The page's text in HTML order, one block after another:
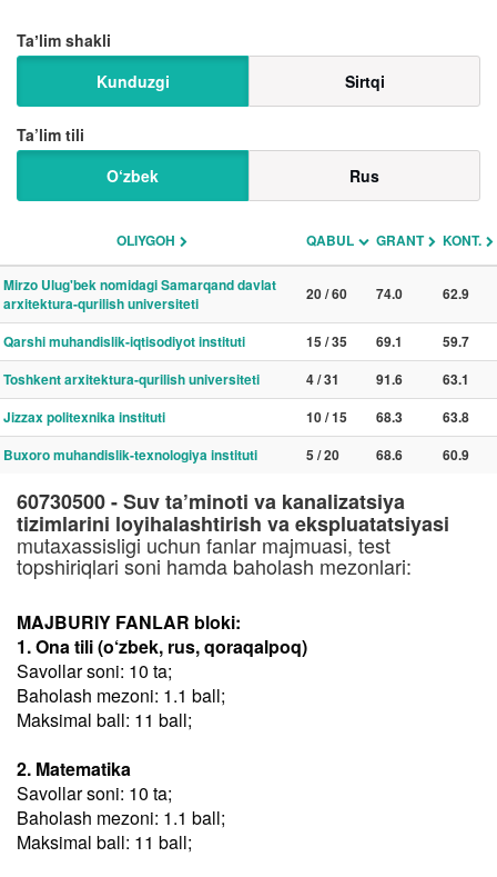
Taʼlim shakli
Kunduzgi
Sirtqi
Ta’lim tili
O‘zbek
Rus
OLIYGOH QABUL GRANT KONT.
Mirzo Ulug'bek nomidagi Samarqand davlat
arxitektura-qurilish universiteti
20 / 60 74.0 62.9
Qarshi muhandislik-iqtisodiyot instituti 15 / 35 69.1
59.7
Toshkent arxitektura-qurilish universiteti
4 / 31 91.6
63.1
Jizzax politexnika instituti
10 / 15 68.3
63.8
Buxoro muhandislik-texnologiya instituti
5 / 20 68.6 60.9
60730500 - Suv ta’minoti va kanalizatsiya
tizimlarini loyihalashtirish va ekspluatatsiyasi
mutaxassisligi uchun fanlar majmuasi, test
topshiriqlari soni hamda baholash mezonlari:
MAJBURIY FANLAR bloki:
1. Ona tili (o‘zbek, rus, qoraqalpoq)
Savollar soni: 10 ta;
Baholash mezoni: 1.1 ball;
Maksimal ball: 11 ball;
2. Matematika
Savollar soni: 10 ta;
Baholash mezoni: 1.1 ball;
Maksimal ball: 11 ball;